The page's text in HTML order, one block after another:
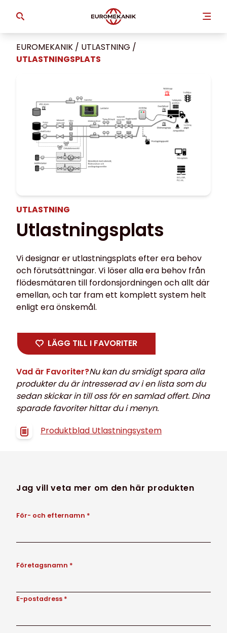
EUROMEKANIK / UTLASTNING /
UTLASTNINGSPLATS
UTLASTNING
Utlastningsplats
Vi designar er utlastningsplats efter era behov
och förutsättningar. Vi löser alla era behov från
flödesmätaren till fordonsjordningen och allt där
emellan, och tar fram ett komplett system helt
enligt era önskemål.
LÄGG TILL I FAVORITER
Vad är Favoriter?Nu kan du smidigt spara alla
produkter du är intresserad av i en lista som du
sedan skickar in till oss för en samlad offert. Dina
sparade favoriter hittar du i menyn.
Produktblad Utlastningsystem
Jag vill veta mer om den här produkten
För- och efternamn *
Företagsnamn *
E-postadress *